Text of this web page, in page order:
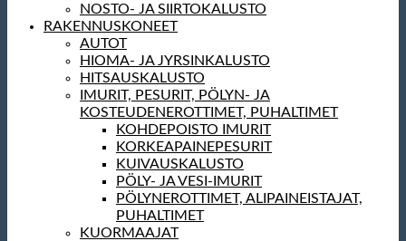
NOSTO- JA SIIRTOKALUSTO
RAKENNUSKONEET
AUTOT
HIOMA- JA JYRSINKALUSTO
HITSAUSKALUSTO
IMURIT, PESURIT, PÖLYN- JA
KOSTEUDENEROTTIMET, PUHALTIMET
KOHDEPOISTO IMURIT
KORKEAPAINEPESURIT
KUIVAUSKALUSTO
PÖLY- JA VESI-IMURIT
PÖLYNEROTTIMET, ALIPAINEISTAJAT,
PUHALTIMET
KUORMAAJAT